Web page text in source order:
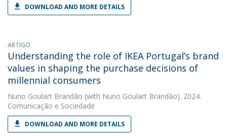
DOWNLOAD AND MORE DETAILS
ARTIGO
Understanding the role of IKEA Portugal’s brand
values in shaping the purchase decisions of
millennial consumers
Nuno Goulart Brandão (with Nuno Goulart Brandão). 2024.
Comunicação e Sociedade
DOWNLOAD AND MORE DETAILS